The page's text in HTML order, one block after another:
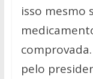
isso mesmo
pelo